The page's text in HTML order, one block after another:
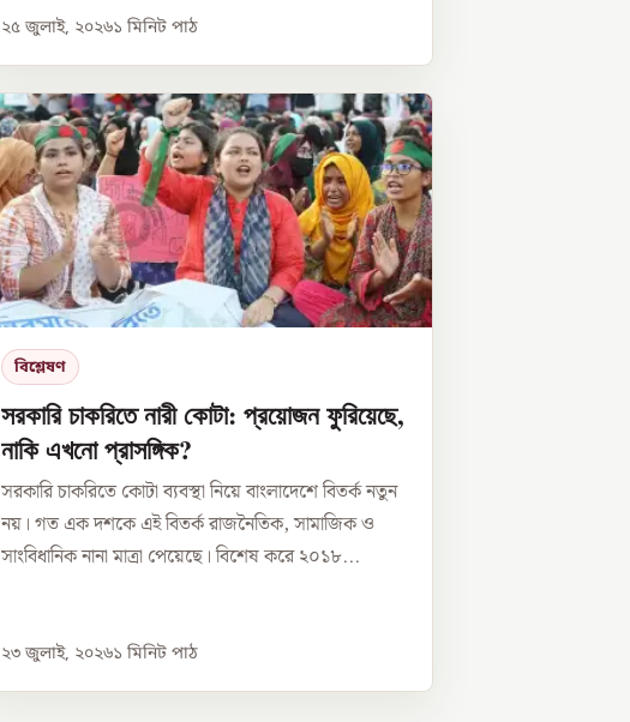
২৫ জুলাই, ২০২৬১ মিনিট পাঠ
বিশ্লেষণ
সরকারি চাকরিতে নারী কোটা: প্রয়োজন ফুরিয়েছে,
নাকি এখনো প্রাসঙ্গিক?
সরকারি চাকরিতে কোটা ব্যবস্থা নিয়ে বাংলাদেশে বিতর্ক নতুন
নয়। গত এক দশকে এই বিতর্ক রাজনৈতিক, সামাজিক ও
সাংবিধানিক নানা মাত্রা পেয়েছে। বিশেষ করে ২০১৮...
২৩ জুলাই, ২০২৬১ মিনিট পাঠ